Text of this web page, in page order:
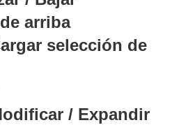
arriba
selección de
/ Expandir